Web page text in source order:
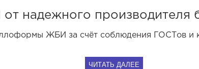
надежного производителя
ЖБИ за счёт соблюдения ГОСТов и
ЧИТАТЬ ДАЛЕЕ